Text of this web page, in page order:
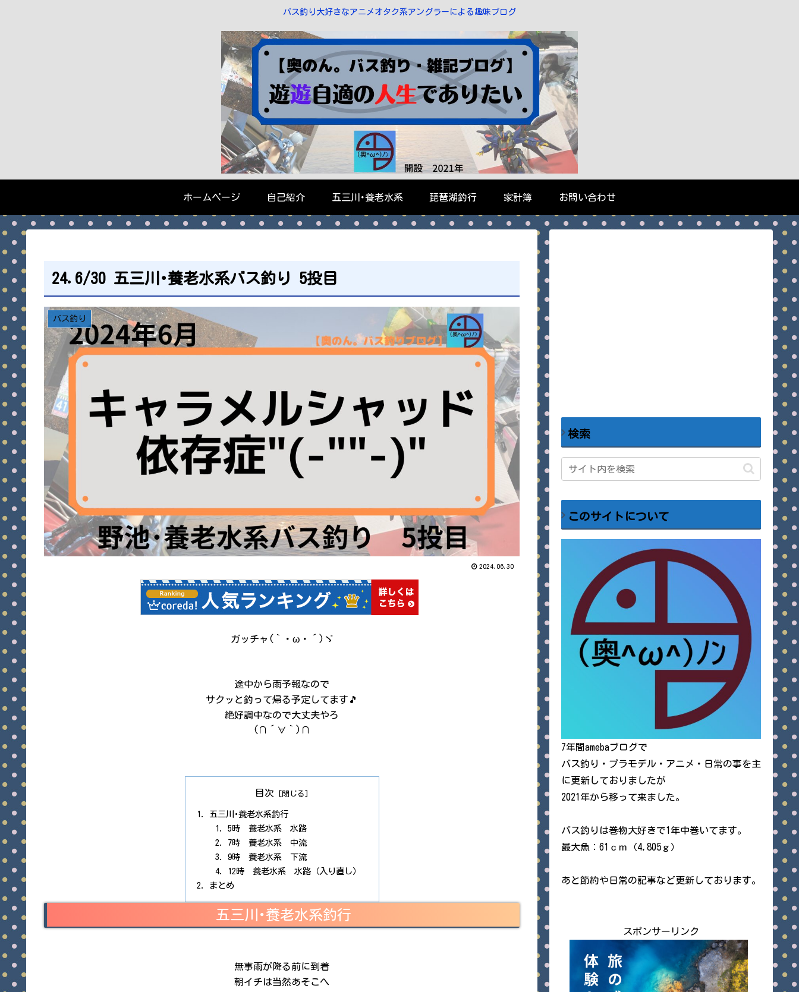
バス釣り大好きなアニメオタク系アングラーによる趣味ブログ
ホームページ 自己紹介 五三川･養老水系 琵琶湖釣行 家計簿 お問い合わせ
24.6/30 五三川･養老水系バス釣り 5投目
バス釣り
2024.06.30
ガッチャ(｀・ω・´)ゞ
途中から雨予報なので
サクッと釣って帰る予定してます🎵
絶好調中なので大丈夫やろ
(∩´∀｀)∩
目次
五三川･養老水系釣行
5時 養老水系 水路
7時 養老水系 中流
9時 養老水系 下流
12時 養老水系 水路（入り直し）
まとめ
五三川･養老水系釣行
無事雨が降る前に到着
朝イチは当然あそこへ
検索
このサイトについて
7年間amebaブログで
バス釣り・プラモデル・アニメ・日常の事を主
に更新しておりましたが
2021年から移って来ました。
バス釣りは巻物大好きで1年中巻いてます。
最大魚：61ｃｍ（4,805ｇ）
あと節約や日常の記事など更新しております。
スポンサーリンク